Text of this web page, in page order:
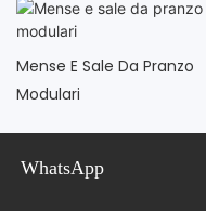
Mense E Sale Da Pranzo
Modulari
WhatsApp